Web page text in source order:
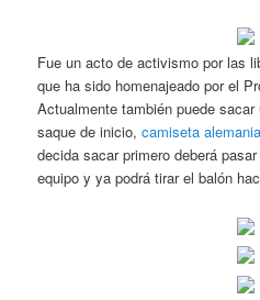
Fue un acto de activismo por las
que ha sido homenajeado por el
Actualmente también puede
saque de inicio,camiseta
decida sacar primero deberá
equipo y ya podrá tirar el balón